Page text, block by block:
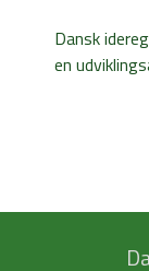
Dansk
en